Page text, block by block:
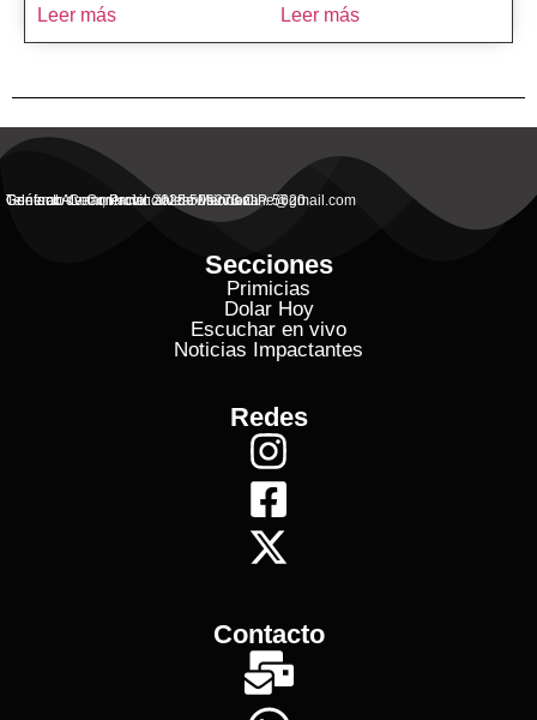
Leer más Leer más
General Alvear, Provincial de Mendoza
Contacto Commercial: alvearvisionanline@gmail.com
Teléfono de Contacto: 2625 506273 C.P. 5620
Secciones
Primicias
Dolar Hoy
Escuchar en vivo
Noticias Impactantes
Redes
Contacto